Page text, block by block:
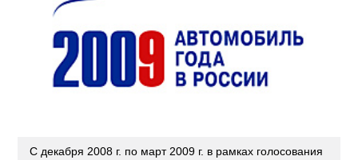
С декабря 2008 г. по март 2009 г. в рамках голосования